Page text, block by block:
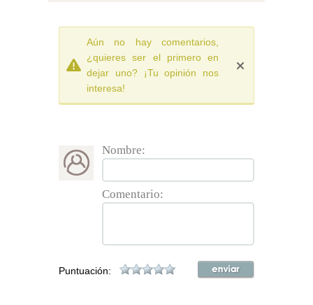
Aún no hay comentarios,
¿quieres ser el primero en
dejar uno? ¡Tu opinión nos
interesa!
Nombre:
Comentario:
Puntuación: